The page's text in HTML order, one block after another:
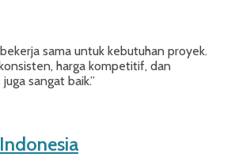
sama untuk kebutuhan proyek.
harga kompetitif, dan
sangat baik.”